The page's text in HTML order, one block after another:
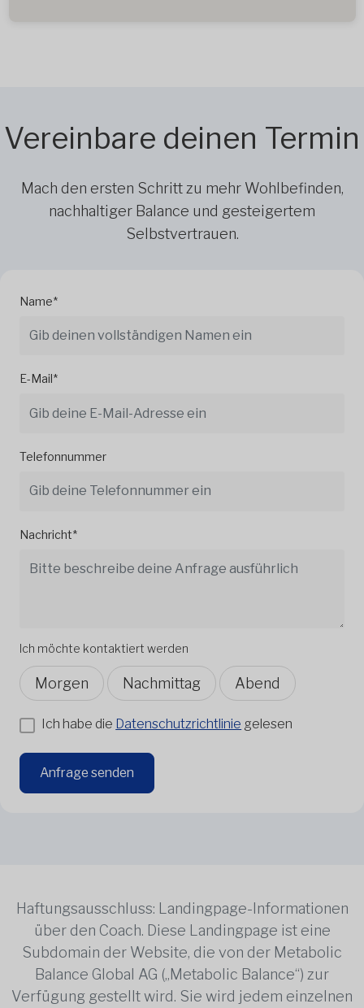
Vereinbare deinen Termin
Mach den ersten Schritt zu mehr Wohlbefinden,
nachhaltiger Balance und gesteigertem
Selbstvertrauen.
Name*
E-Mail*
Telefonnummer
Nachricht*
Ich möchte kontaktiert werden
Morgen Nachmittag Abend
Ich habe die Datenschutzrichtlinie gelesen
Anfrage senden
Haftungsausschluss: Landingpage-Informationen
über den Coach. Diese Landingpage ist eine
Subdomain der Website, die von der Metabolic
Balance Global AG („Metabolic Balance“) zur
Verfügung gestellt wird. Sie wird jedem einzelnen